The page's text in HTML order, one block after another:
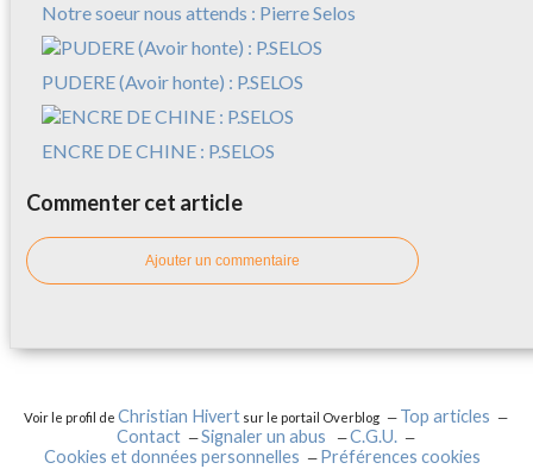
Notre soeur nous attends : Pierre Selos
PUDERE (Avoir honte) : P.SELOS
ENCRE DE CHINE : P.SELOS
Commenter cet article
Ajouter un commentaire
Voir le profil deChristian Hivert sur le portail Overblog
Top articles
Contact
Signaler un abus
C.G.U.
Cookies et données personnelles
Préférences cookies